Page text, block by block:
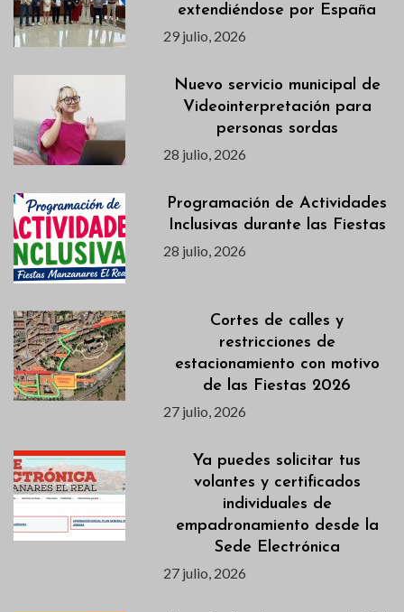
extendiéndose por España
29 julio, 2026
Nuevo servicio municipal de
Videointerpretación para
personas sordas
28 julio, 2026
Programación de Actividades
Inclusivas durante las Fiestas
28 julio, 2026
Cortes de calles y
restricciones de
estacionamiento con motivo
de las Fiestas 2026
27 julio, 2026
Ya puedes solicitar tus
volantes y certificados
individuales de
empadronamiento desde la
Sede Electrónica
27 julio, 2026